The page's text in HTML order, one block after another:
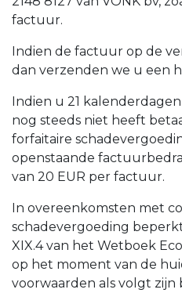
factuur.
Indien de factuur op de
dan verzenden we u een
Indien u 21
nog steeds niet heeft
forfaitaire
openstaande
van 20 EUR per factuur.
In overeenkomsten met
schadevergoeding
XIX.4 van het Wetboek
op het moment van de
voorwaarden als volgt zijn